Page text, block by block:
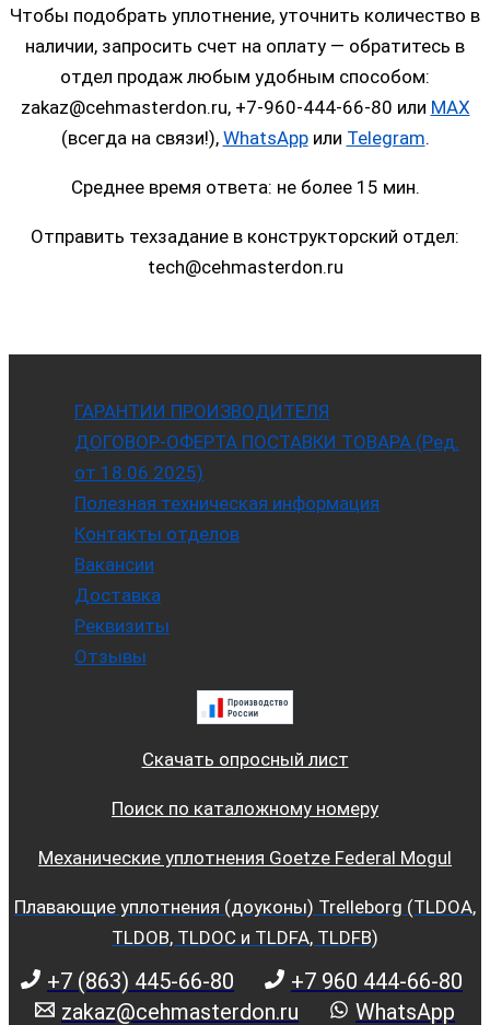
Чтобы подобрать уплотнение, уточнить количество в
наличии, запросить счет на оплату — обратитесь в
отдел продаж любым удобным способом:
zakaz@cehmasterdon.ru, +7-960-444-66-80 или MAX
(всегда на связи!), WhatsAppили Telegram.
Среднее время ответа: не более 15 мин.
Отправить техзадание в конструкторский отдел:
tech@cehmasterdon.ru
ГАРАНТИИ ПРОИЗВОДИТЕЛЯ
ДОГОВОР-ОФЕРТА ПОСТАВКИ ТОВАРА (Ред.
от 18.06.2025)
Полезная техническая информация
Контакты отделов
Вакансии
Доставка
Реквизиты
Отзывы
Скачать опросный лист
Поиск по каталожному номеру
Механические уплотнения Goetze Federal Mogul
Плавающие уплотнения (доуконы) Trelleborg (TLDOA,
TLDOB, TLDOC и TLDFA, TLDFB)
+7 (863) 445-66-80
+7 960 444-66-80
zakaz@cehmasterdon.ru
WhatsApp